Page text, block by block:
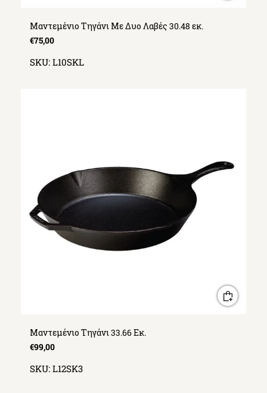
Μαντεμένιο Τηγάνι Με Δυο Λαβές 30.48 εκ.
€75,00
SKU: L10SKL
Μαντεμένιο Τηγάνι 33.66 Εκ.
€99,00
SKU: L12SK3